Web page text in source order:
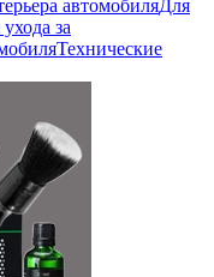
автомобиляДля
за
Технические